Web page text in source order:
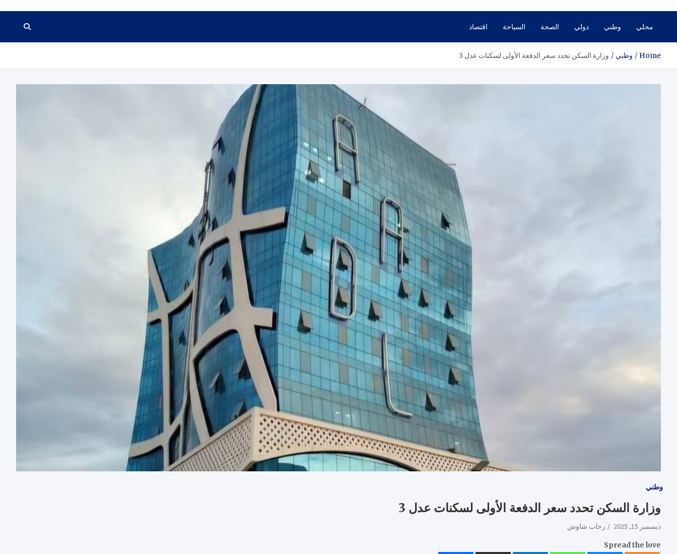
محلي وطني دولي الصحة السياحة اقتصاد
Home وطني وزارة السكن تحدد سعر الدفعة الأولى لسكنات عدل 3
وطني
وزارة السكن تحدد سعر الدفعة الأولى لسكنات عدل 3
ديسمبر 15, 2025 رحاب شاوش
Spread the love